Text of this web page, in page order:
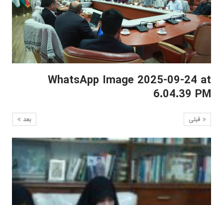
WhatsApp Image 2025-09-24 at
6.04.39 PM
بعد قبلی